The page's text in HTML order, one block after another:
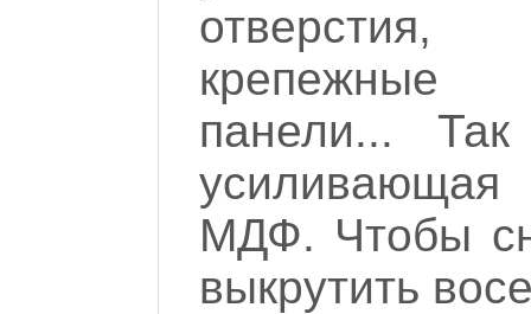
крепежные
панели...
МДФ. Чтобы
выкрутить